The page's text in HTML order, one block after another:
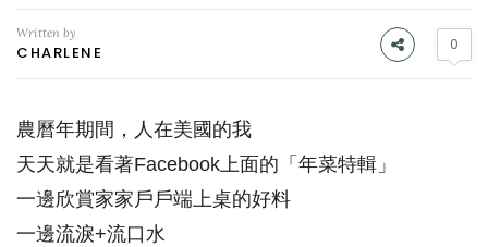
Written by
CHARLENE 0
農曆年期間，人在美國的我
天天就是看著Facebook上面的「年菜特輯」
一邊欣賞家家戶戶端上桌的好料
一邊流淚+流口水